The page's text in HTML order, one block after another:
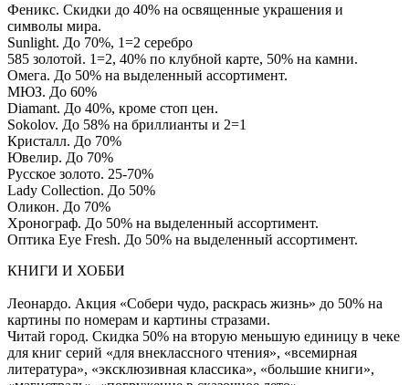
Феникс. Скидки до 40% на освященные украшения и
символы мира.
Sunlight. До 70%, 1=2 серебро
585 золотой. 1=2, 40% по клубной карте, 50% на камни.
Омега. До 50% на выделенный ассортимент.
МЮЗ. До 60%
Diamant. До 40%, кроме стоп цен.
Sokolov. До 58% на бриллианты и 2=1
Кристалл. До 70%
Ювелир. До 70%
Русское золото. 25-70%
Lady Collection. До 50%
Оликон. До 70%
Хронограф. До 50% на выделенный ассортимент.
Оптика Eye Fresh. До 50% на выделенный ассортимент.
КНИГИ И ХОББИ
Леонардо. Акция «Собери чудо, раскрась жизнь» до 50% на
картины по номерам и картины стразами.
Читай город. Скидка 50% на вторую меньшую единицу в чеке
для книг серий «для внеклассного чтения», «всемирная
литература», «эксклюзивная классика», «большие книги»,